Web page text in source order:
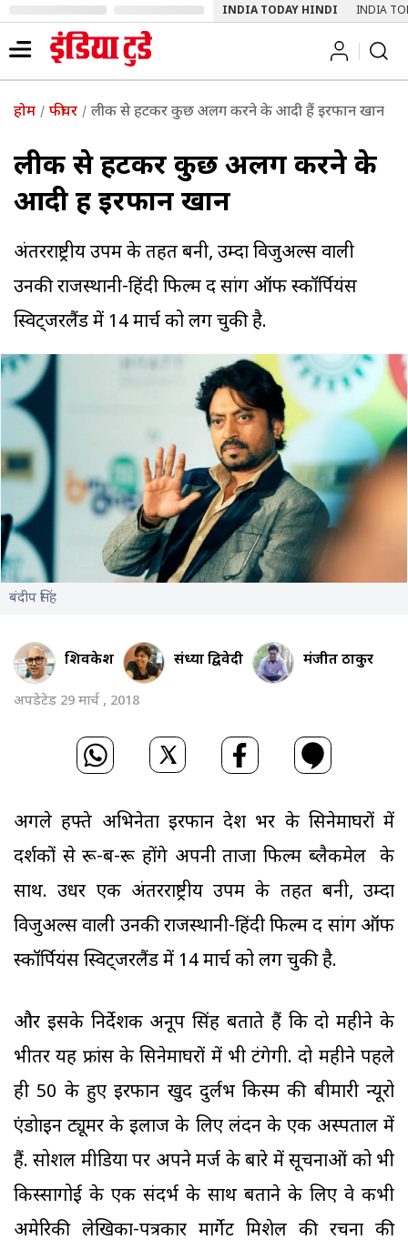
INDIA TODAY HINDI INDIA
होम फीचर लीक से हटकर कुछ अलग करने के आदी हैं इरफान खान
लीक से हटकर कुछ अलग करने के
आदी हैं इरफान खान
अंतरराष्ट्रीय उपक्रम के तहत बनी, उम्दा विजुअल्स वाली
उनकी राजस्थानी-हिंदी फिल्म द सांग ऑफ स्कॉर्पियंस
स्विट्जरलैंड में 14 मार्च को लग चुकी है.
बंदीप सिंह
शिवकेश संध्या द्विवेदी मंजीत ठाकुर
अपडेटेड 29 मार्च , 2018
अगले हफ्ते अभिनेता इरफान देश भर के सिनेमाघरों में
दर्शकों से रू-ब-रू होंगे अपनी ताजा फिल्म ब्लैकमेल के
साथ. उधर एक अंतरराष्ट्रीय उपक्रम के तहत बनी, उम्दा
विजुअल्स वाली उनकी राजस्थानी-हिंदी फिल्म द सांग ऑफ
स्कॉर्पियंस स्विट्जरलैंड में 14 मार्च को लग चुकी है.
और इसके निर्देशक अनूप सिंह बताते हैं कि दो महीने के
भीतर यह फ्रांस के सिनेमाघरों में भी टंगेगी. दो महीने पहले
ही 50 के हुए इरफान खुद दुर्लभ किस्म की बीमारी न्यूरो
एंडोक्राइन ट्यूमर के इलाज के लिए लंदन के एक अस्पताल में
हैं. सोशल मीडिया पर अपने मर्ज के बारे में सूचनाओं को भी
किस्सागोई के एक संदर्भ के साथ बताने के लिए वे कभी
अमेरिकी लेखिका-पत्रकार मार्गेट मिशेल की रचना की